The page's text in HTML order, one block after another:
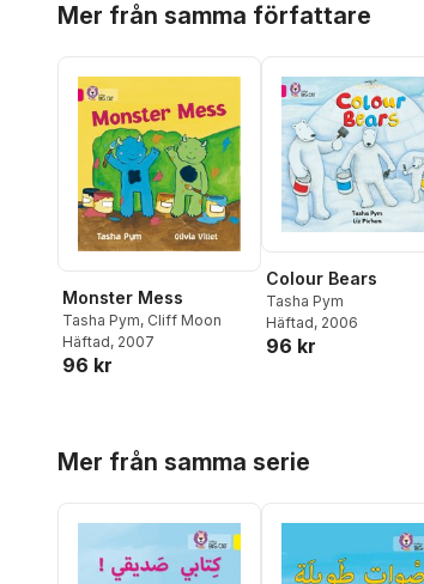
Mer från samma författare
Monster Mess
Tasha Pym, Cliff Moon
Häftad, 2007
96 kr
Colour Bears
Tasha Pym
Häftad, 2006
96 kr
Mer från samma serie